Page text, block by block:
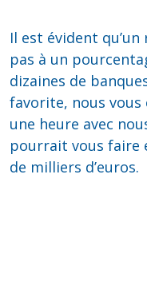
Il est évident
pas à un
dizaines de
favorite, nous
une heure avec
pourrait vous faire
de milliers d’euros.